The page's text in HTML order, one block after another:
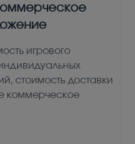
игрового
стоимость доставки
коммерческое